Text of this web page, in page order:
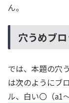
ん。
穴うめブ
では、本題の穴
は次のようにブ
ル、白い〇（a1